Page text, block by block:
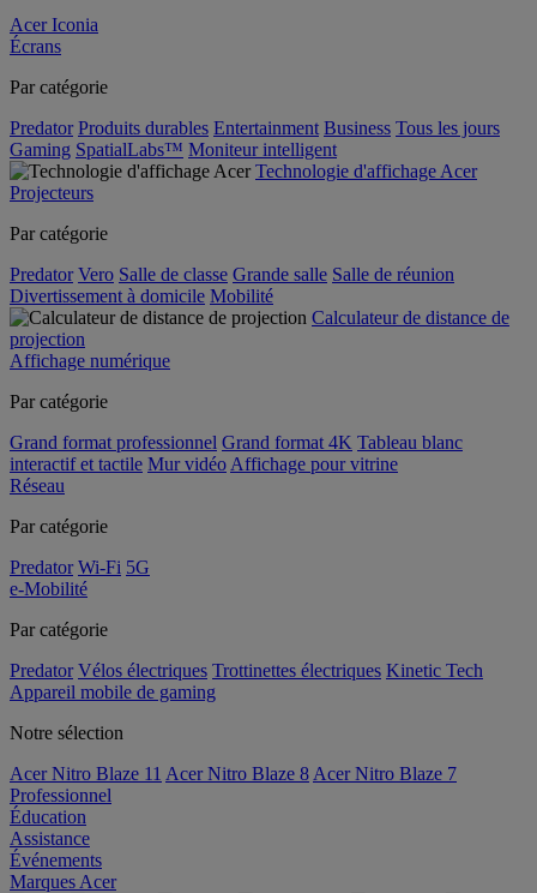
Acer Iconia
Écrans
Par catégorie
Predator Produits durables Entertainment Business Tous les jours
Gaming SpatialLabs™ Moniteur intelligent
Technologie d'affichage Acer
Projecteurs
Par catégorie
Predator Vero Salle de classe Grande salle Salle de réunion
Divertissement à domicile Mobilité
Calculateur de distance de
projection
Affichage numérique
Par catégorie
Grand format professionnel Grand format 4K Tableau blanc
interactif et tactile Mur vidéo Affichage pour vitrine
Réseau
Par catégorie
Predator Wi-Fi 5G
e-Mobilité
Par catégorie
Predator Vélos électriques Trottinettes électriques Kinetic Tech
Appareil mobile de gaming
Notre sélection
Acer Nitro Blaze 11 Acer Nitro Blaze 8 Acer Nitro Blaze 7
Professionnel
Éducation
Assistance
Événements
Marques Acer